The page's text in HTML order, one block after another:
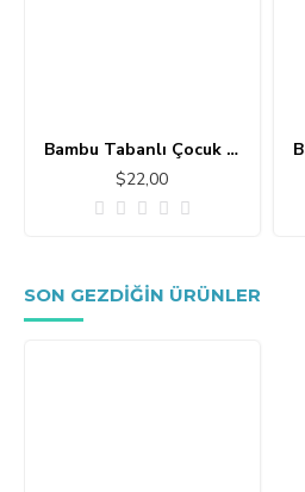
Bambu Tabanlı Çocuk Halısı MC101
$22,00
SON GEZDIĞIN ÜRÜNLER